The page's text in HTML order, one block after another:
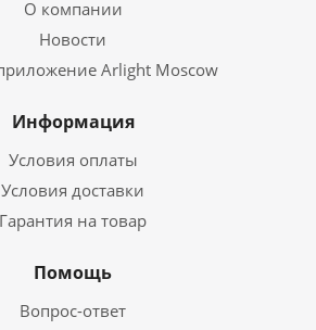
О компании
Новости
Arlight Moscow
Информация
Условия оплаты
Условия доставки
Гарантия на товар
Помощь
Вопрос-ответ